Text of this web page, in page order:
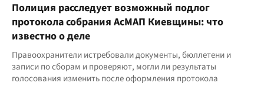
Полиция расследует возможный подлог
протокола собрания АсМАП Киевщины: что
известно о деле
Правоохранители истребовали документы, бюллетени и
записи по сборам и проверяют, могли ли результаты
голосования изменить после оформления протокола